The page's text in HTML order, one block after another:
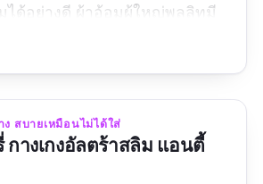
ได้อย่างดี ผ้าอ้อมผู้ใหญ่พูลลิทมี
บเอวเป็นยางยืด กระชับ ใส่แล้ว
สบายเหมือนไม่ได้ใส่
กางเกงอัลตร้าสลิม แอนตี้